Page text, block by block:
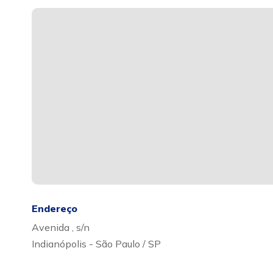
Endereço
Avenida , s/n
Indianópolis - São Paulo / SP